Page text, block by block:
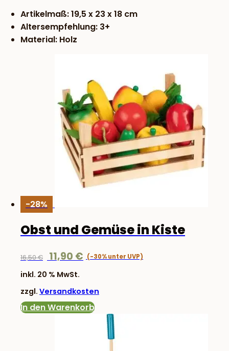
Artikelmaß: 19,5 x 23 x 18 cm
Altersempfehlung: 3+
Material: Holz
-28%
Obst und Gemüse in Kiste
16,50€
Ursprünglicher
war:
16,50 €
11,90 €
inkl. 20 % MwSt.
zzgl. Versandkosten
In den Warenkorb